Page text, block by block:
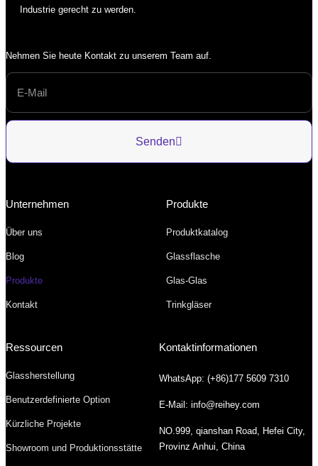
Industrie gerecht zu werden.
Nehmen Sie heute Kontakt zu unserem Team auf.
Senden
Unternehmen
Über uns
Blog
Produkte
Kontakt
Produkte
Produktkatalog
Glassflasche
Glas-Glas
Trinkgläser
Ressourcen
Glassherstellung
Benutzerdefinierte Option
Kürzliche Projekte
Showroom und Produktionsstätte
Kontaktinformationen
WhatsApp: (+86)177 5609 7310
E-Mail: info@reihey.com
NO.999, qianshan Road, Hefei City,
Provinz Anhui, China